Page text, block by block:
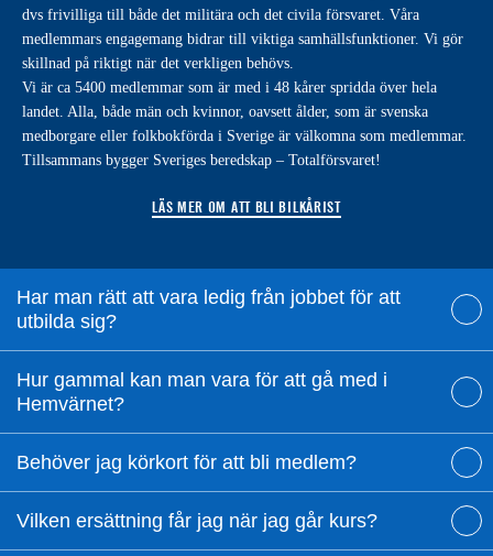
dvs frivilliga till både det militära och det civila försvaret. Våra
medlemmars engagemang bidrar till viktiga samhällsfunktioner. Vi gör
skillnad på riktigt när det verkligen behövs.
Vi är ca 5400 medlemmar som är med i 48 kårer spridda över hela
landet. Alla, både män och kvinnor, oavsett ålder, som är svenska
medborgare eller folkbokförda i Sverige är välkomna som medlemmar.
Tillsammans bygger Sveriges beredskap – Totalförsvaret!
LÄS MER OM ATT BLI BILKÅRIST
Har man rätt att vara ledig från jobbet för att
utbilda sig?
Hur gammal kan man vara för att gå med i
Hemvärnet?
Behöver jag körkort för att bli medlem?
Vilken ersättning får jag när jag går kurs?